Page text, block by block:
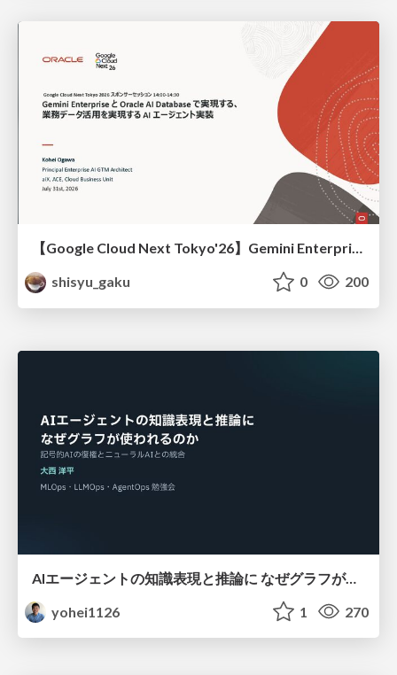
【Google Cloud Next Tokyo'26】Gemini Enterprise と Oracle AI Database で実現する、 業務データ活用を実現する AI エージェント実装
shisyu_gaku
0 200
AIエージェントの知識表現と推論に なぜグラフが使われるのか - 記号的AIの復権とニューラルAIとの統合
yohei1126
1 270